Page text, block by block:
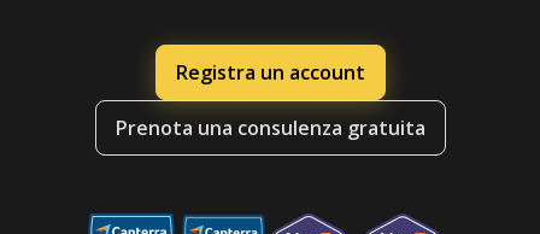
Registra un account
Prenota una consulenza gratuita